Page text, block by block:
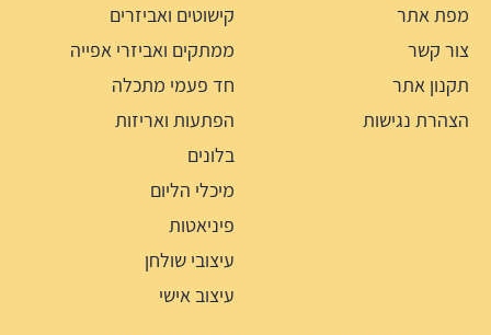
מפת אתר
צור קשר
תקנון אתר
הצהרת נגישות
קישוטים ואביזרים
ממתקים ואביזרי אפייה
חד פעמי מתכלה
הפתעות ואריזות
בלונים
מיכלי הליום
פיניאטות
עיצובי שולחן
עיצוב אישי